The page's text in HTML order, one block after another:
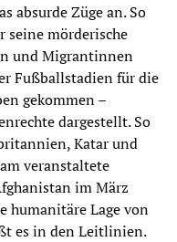
absurde Züge an. So
seine mörderische
und Migrantinnen
Fußballstadien für die
gekommen –
dargestellt. So
Katar und
veranstaltete
im März
humanitäre Lage von
es in den Leitlinien.